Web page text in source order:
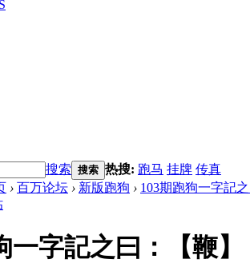
搜索 搜索 热搜: 跑马 挂牌 传真
› 百万论坛 › 新版跑狗 › 103期跑狗一字記
一字記之曰：【鞭